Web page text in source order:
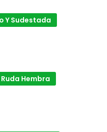
Y Sudestada
Hembra